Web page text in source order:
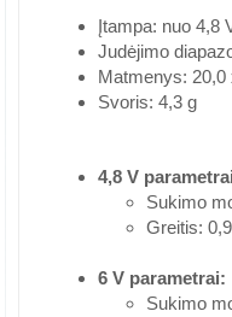
Įtampa: nuo 4,8
Judėjimo
Matmenys: 20,0
Svoris: 4,3 g
4,8 V
Sukimo
Greitis:
6 V parametrai:
Sukimo